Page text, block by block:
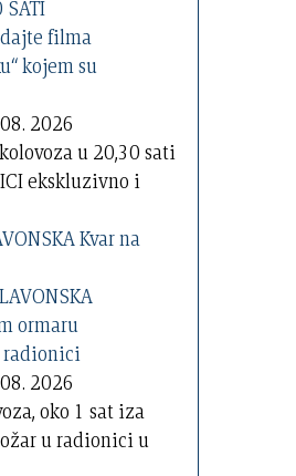
2026
u 20,30 sati
ekskluzivno i
Kvar na
2026
oko 1 sat iza
u radionici u